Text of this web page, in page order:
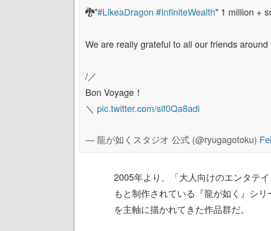
🐉"#LikeaDragon #InfiniteWealth" 1 million +
We are really grateful to all our friends
/／
Bon Voyage！
＼ pic.twitter.com/slf0Qa8adi
— 龍が如くスタジオ 公式 (@ryugagotoku)
2005年より、「大人向けのエンタテ
もと制作されている『龍が如く』シ
を主軸に描かれてきた作品群だ。